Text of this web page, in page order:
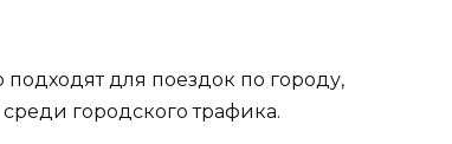
для поездок по городу,
городского трафика.